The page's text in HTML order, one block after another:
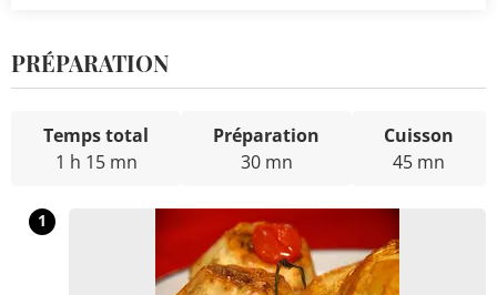
PRÉPARATION
Temps total
1 h 15 mn
Préparation
30 mn
Cuisson
45 mn
1